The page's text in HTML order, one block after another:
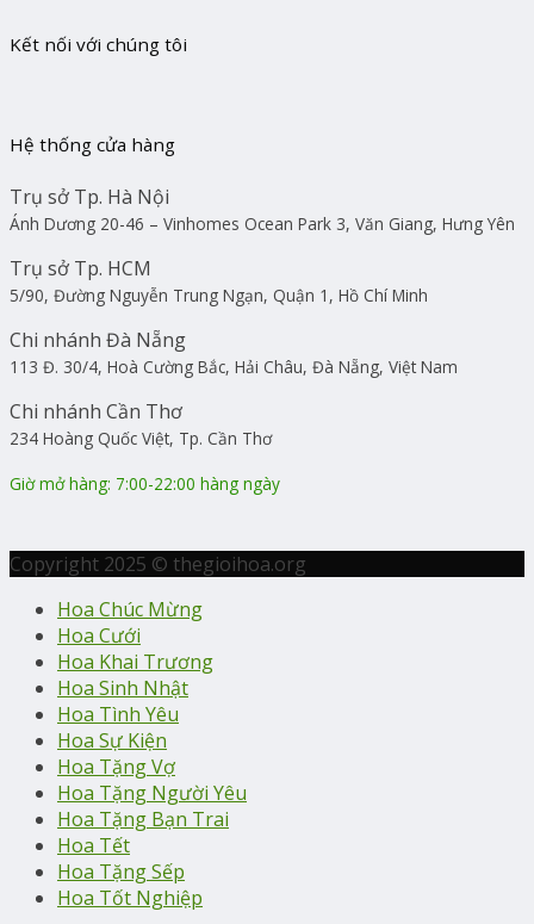
Kết nối với chúng tôi
Hệ thống cửa hàng
Trụ sở Tp. Hà Nội
Ánh Dương 20-46 – Vinhomes Ocean Park 3, Văn Giang, Hưng Yên
Trụ sở Tp. HCM
5/90, Đường Nguyễn Trung Ngạn, Quận 1, Hồ Chí Minh
Chi nhánh Đà Nẵng
113 Đ. 30/4, Hoà Cường Bắc, Hải Châu, Đà Nẵng, Việt Nam
Chi nhánh Cần Thơ
234 Hoàng Quốc Việt, Tp. Cần Thơ
Giờ mở hàng: 7:00-22:00 hàng ngày
Copyright 2025 © thegioihoa.org
Hoa Chúc Mừng
Hoa Cưới
Hoa Khai Trương
Hoa Sinh Nhật
Hoa Tình Yêu
Hoa Sự Kiện
Hoa Tặng Vợ
Hoa Tặng Người Yêu
Hoa Tặng Bạn Trai
Hoa Tết
Hoa Tặng Sếp
Hoa Tốt Nghiệp